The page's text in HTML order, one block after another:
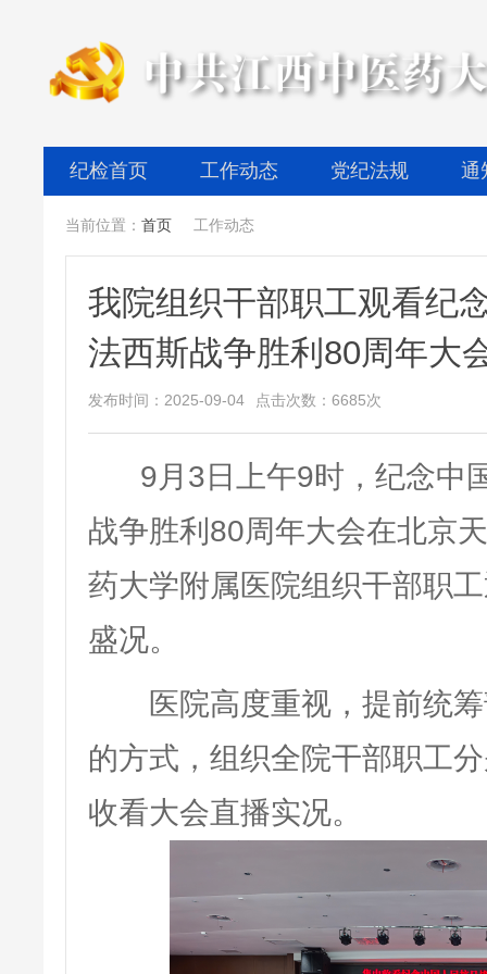
纪检首页 工作动态 党纪法规 通
当前位置： 首页 工作动态
我院组织干部职工观看纪
法西斯战争胜利80周年大
发布时间：2025-09-04 点击次数：6685次
9月3日上午9时，纪念中
战争胜利80周年大会在北京
药大学附属医院组织干部职
盛况。
医院高度重视，提前统筹
的方式，组织全院干部职工
收看大会直播实况。